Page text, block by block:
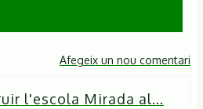
Afegeix un nou comentari
l'escola Mirada al…